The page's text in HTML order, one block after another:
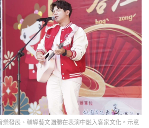
樂發展、輔導藝文團體在表演中融入客家文化。示意